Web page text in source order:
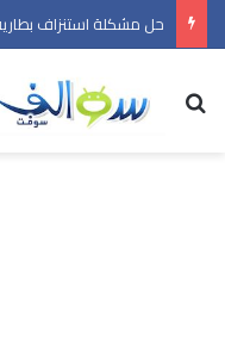
حل مشكلة استنزاف بطارية
بحث عن